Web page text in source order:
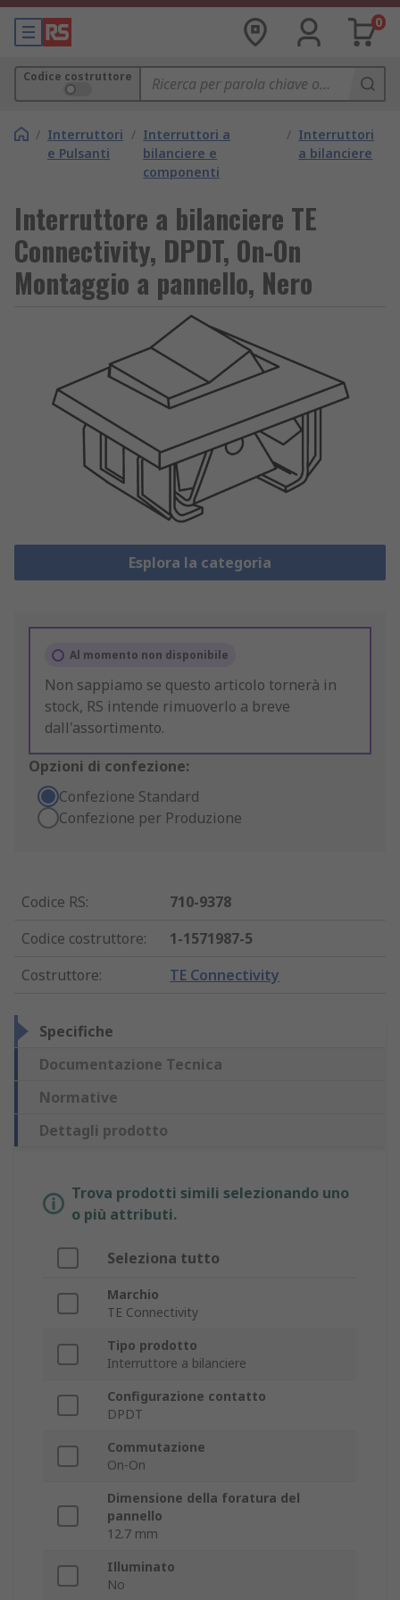
0
Codice costruttore
/ Interruttori
e Pulsanti
/ Interruttori a
bilanciere e
componenti
/ Interruttori
a bilanciere
Interruttore a bilanciere TE
Connectivity, DPDT, On-On
Montaggio a pannello, Nero
Esplora la categoria
Al momento non disponibile
Non sappiamo se questo articolo tornerà in
stock, RS intende rimuoverlo a breve
dall'assortimento.
Opzioni di confezione:
Confezione Standard
Confezione per Produzione
Codice RS:
710-9378
Codice costruttore:
1-1571987-5
Costruttore: TE Connectivity
Specifiche
Documentazione Tecnica
Normative
Dettagli prodotto
Trova prodotti simili selezionando uno
o più attributi.
Seleziona tutto
Marchio
TE Connectivity
Tipo prodotto
Interruttore a bilanciere
Configurazione contatto
DPDT
Commutazione
On-On
Dimensione della foratura del
pannello
12.7 mm
Illuminato
No